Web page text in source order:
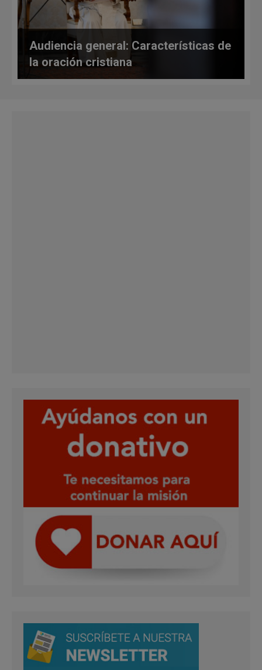
Audiencia general: Características de
la oración cristiana